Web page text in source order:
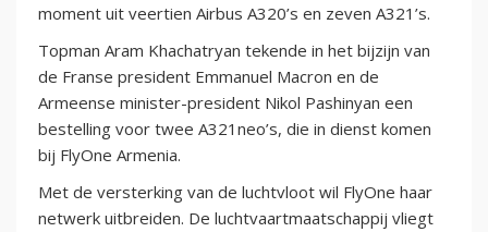
moment uit veertien Airbus A320’s en zeven A321’s.
Topman Aram Khachatryan tekende in het bijzijn van
de Franse president Emmanuel Macron en de
Armeense minister-president Nikol Pashinyan een
bestelling voor twee A321neo’s, die in dienst komen
bij FlyOne Armenia.
Met de versterking van de luchtvloot wil FlyOne haar
netwerk uitbreiden. De luchtvaartmaatschappij vliegt